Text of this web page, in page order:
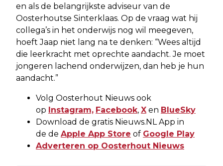
en als de belangrijkste adviseur van de
Oosterhoutse Sinterklaas. Op de vraag wat hij
collega’s in het onderwijs nog wil meegeven,
hoeft Jaap niet lang na te denken: “Wees altijd
die leerkracht met oprechte aandacht. Je moet
jongeren lachend onderwijzen, dan heb je hun
aandacht.”
Volg Oosterhout Nieuws ook
op Instagram, Facebook, X en BlueSky
Download de gratis Nieuws.NL App in
de de Apple App Store of Google Play
Adverteren op Oosterhout Nieuws